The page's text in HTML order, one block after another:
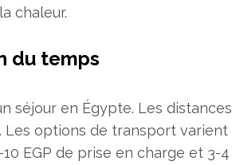
chaleur.
du temps
séjour en Égypte. Les distances
Les options de transport varient
EGP de prise en charge et 3-4